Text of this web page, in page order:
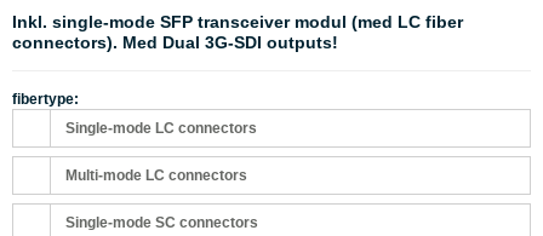
Inkl. single-mode SFP transceiver modul (med LC fiber
connectors). Med Dual 3G-SDI outputs!
fibertype:
Single-mode LC connectors
Multi-mode LC connectors
Single-mode SC connectors